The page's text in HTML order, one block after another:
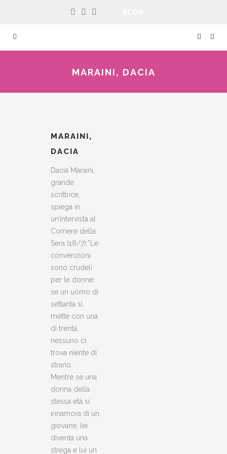
MARAINI, DACIA
MARAINI,
DACIA
Dacia Maraini,
grande
scrittrice,
spiega in
un’intervista al
Corriere della
Sera (18/7):”Le
convenzioni
sono crudeli
per le donne:
se un uomo di
settanta si
mette con una
di trenta,
nessuno ci
trova niente di
strano.
Mentre se una
donna della
stessa età si
innamora di un
giovane, lei
diventa una
strega e lui un